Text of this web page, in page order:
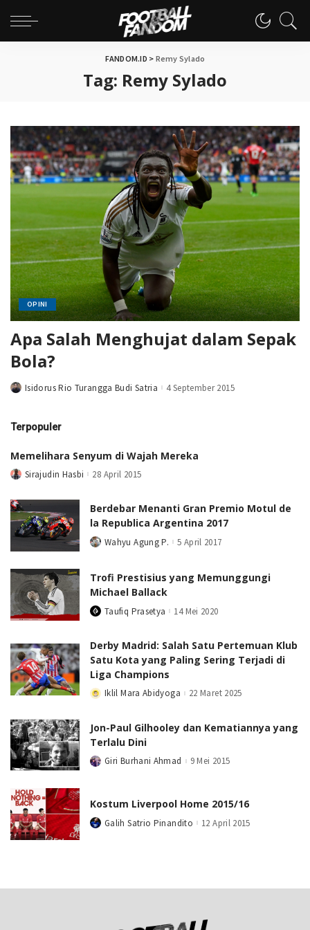
FANDOM.ID > Remy Sylado
Tag: Remy Sylado
OPINI
Apa Salah Menghujat dalam Sepak
Bola?
PostedIsidorus Rio Turangga Budi Satria 4 September 2015
Terpopuler
Memelihara Senyum di Wajah Mereka
PostedSirajudin Hasbi 28 April 2015
Berdebar Menanti Gran Premio Motul de
la Republica Argentina 2017
PostedWahyu Agung P. 5 April 2017
Trofi Prestisius yang Memunggungi
Michael Ballack
PostedTaufiq Prasetya 14 Mei 2020
Derby Madrid: Salah Satu Pertemuan Klub
Satu Kota yang Paling Sering Terjadi di
Liga Champions
PostedIklil Mara Abidyoga 22 Maret 2025
Jon-Paul Gilhooley dan Kematiannya yang
Terlalu Dini
PostedGiri Burhani Ahmad 9 Mei 2015
Kostum Liverpool Home 2015/16
PostedGalih Satrio Pinandito 12 April 2015